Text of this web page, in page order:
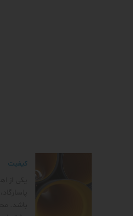
کیفیت